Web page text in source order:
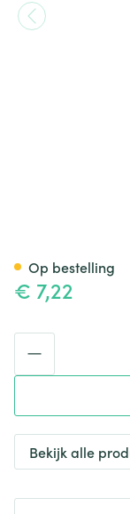
€ 7,22
Op bestelling
Bekijk alle